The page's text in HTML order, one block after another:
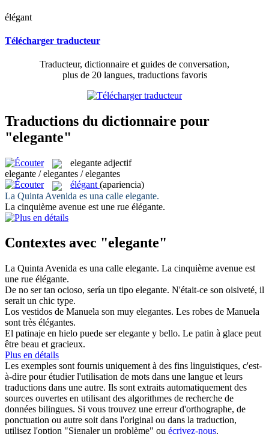
élégant
Télécharger traducteur
Traducteur, dictionnaire et guides de conversation,
plus de 20 langues, traductions favoris
Traductions du dictionnaire pour
"elegante"
elegante adjectif
elegante / elegantes / elegantes
élégant (apariencia)
La Quinta Avenida es una calle elegante.
La cinquième avenue est une rue élégante.
Contextes avec "elegante"
La Quinta Avenida es una calle elegante. La cinquième avenue est
une rue élégante.
De no ser tan ocioso, sería un tipo elegante. N'était-ce son oisiveté, il
serait un chic type.
Los vestidos de Manuela son muy elegantes. Les robes de Manuela
sont très élégantes.
El patinaje en hielo puede serelegante y bello. Le patin à glace peut
être beau et gracieux.
Plus en détails
Les exemples sont fournis uniquement à des fins linguistiques, c'est-
à-dire pour étudier l'utilisation de mots dans une langue et leurs
traductions dans une autre. Ils sont extraits automatiquement des
sources ouvertes en utilisant des algorithmes de recherche de
données bilingues. Si vous trouvez une erreur d'orthographe, de
ponctuation ou autre soit dans l'original ou dans la traduction,
utilisez l'option "Signaler un problème" ou écrivez-nous.